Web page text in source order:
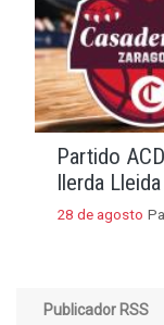
Partido
Ilerda Lleida
28 de agosto
Publicador RSS